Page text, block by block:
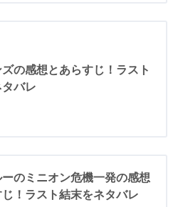
ズの感想とあらすじ！ラスト
バレ
のミニオン危機一発の感想
じ！ラスト結末をネタバレ